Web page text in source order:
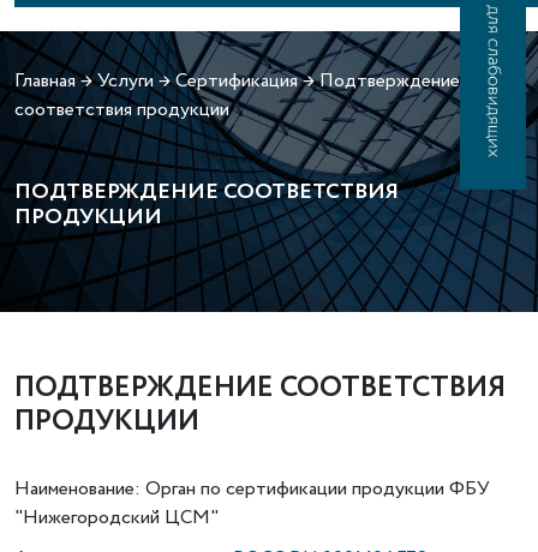
Главная→Услуги→Сертификация→Подтверждение
соответствия продукции
ПОДТВЕРЖДЕНИЕ СООТВЕТСТВИЯ
ПРОДУКЦИИ
ПОДТВЕРЖДЕНИЕ СООТВЕТСТВИЯ
ПРОДУКЦИИ
Наименование: Орган по сертификации продукции ФБУ
"Нижегородский ЦСМ"